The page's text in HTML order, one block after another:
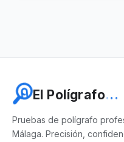
El Polígrafo.. .
Pruebas de polígrafo
Málaga. Precisión,